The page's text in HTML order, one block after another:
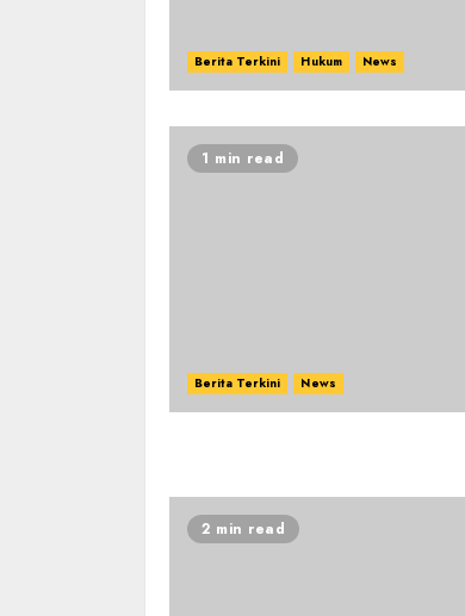
Berita Terkini Hukum News
1 min read
Berita Terkini News
2 min read